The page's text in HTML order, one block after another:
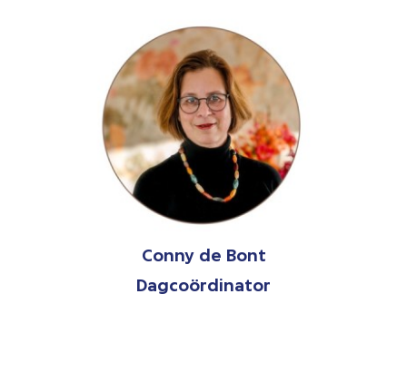
Conny de Bont
Dagcoördinator